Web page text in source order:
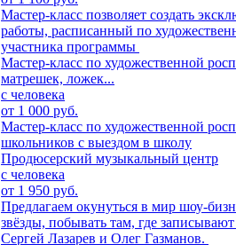
Мастер-класс позволяет создать
работы, расписанный по
участника программы
Мастер-класс по художественной
матрешек, ложек...
с человека
от 1 000 руб.
Мастер-класс по художественной
школьников с выездом в школу
Продюсерский музыкальный центр
с человека
от 1 950 руб.
Предлагаем окунуться в мир шоу-
звёзды, побывать там, где
Сергей Лазарев и Олег Газманов.